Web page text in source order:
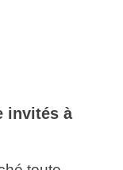
invités à